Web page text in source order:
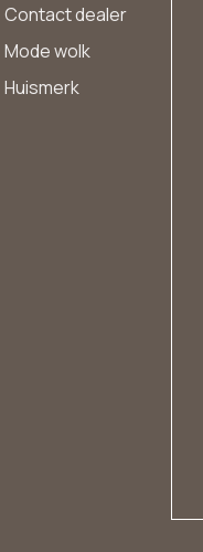
Contact dealer
Mode wolk
Huismerk